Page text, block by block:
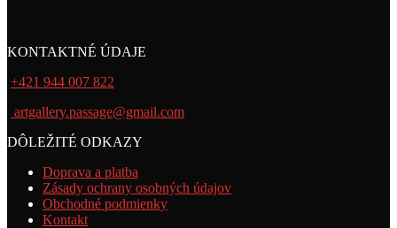
KONTAKTNÉ ÚDAJE
+421 944 007 822
artgallery.passage@gmail.com
DÔLEŽITÉ ODKAZY
Doprava a platba
Zásady ochrany osobných údajov
Obchodné podmienky
Kontakt